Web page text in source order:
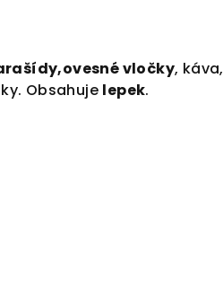
vločky, káva,
Obsahuje lepek.